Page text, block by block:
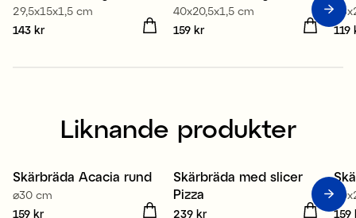
29,5x15x1,5 cm
Pris :143 kr
143 kr
40x20,5x1,5 cm
Pris:159 kr
159 kr Pris
119
Liknande produkter
Skärbräda Acacia rund
⌀30 cm
Pris :159 kr
159 kr
Skärbräda med slicer
Pizza
Pris :239 kr
239 kr Pris
159